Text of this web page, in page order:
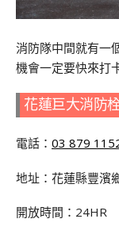
消防隊中間就有一
機會一定要快來打
花蓮巨大消防
電話： 03 879
地址：花蓮縣豐濱
開放時間：24HR